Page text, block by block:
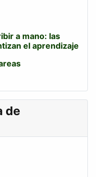
a mano: las
el aprendizaje
de